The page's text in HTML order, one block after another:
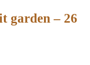
garden – 26